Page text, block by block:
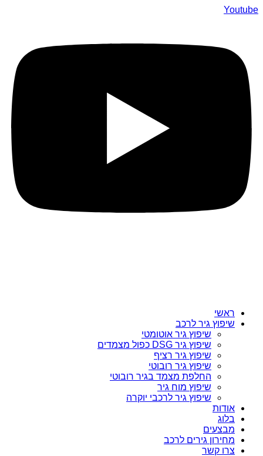
Youtube
ראשי
שיפוץ גיר לרכב
שיפוץ גיר אוטומטי
שיפוץ גיר DSG כפול מצמדים
שיפוץ גיר רציף
שיפוץ גיר רובוטי
החלפת מצמד בגיר רובוטי
שיפוץ מוח גיר
שיפוץ גיר לרכבי יוקרה
אודות
בלוג
מבצעים
מחירון גירים לרכב
צרו קשר